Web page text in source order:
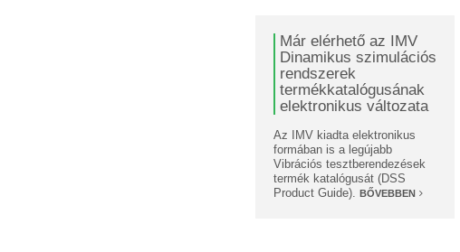
Már elérhető az IMV
Dinamikus szimulációs
rendszerek
termékkatalógusának
elektronikus változata
Az IMV kiadta elektronikus
formában is a legújabb
Vibrációs tesztberendezések
termék katalógusát (DSS
Product Guide). BŐVEBBEN